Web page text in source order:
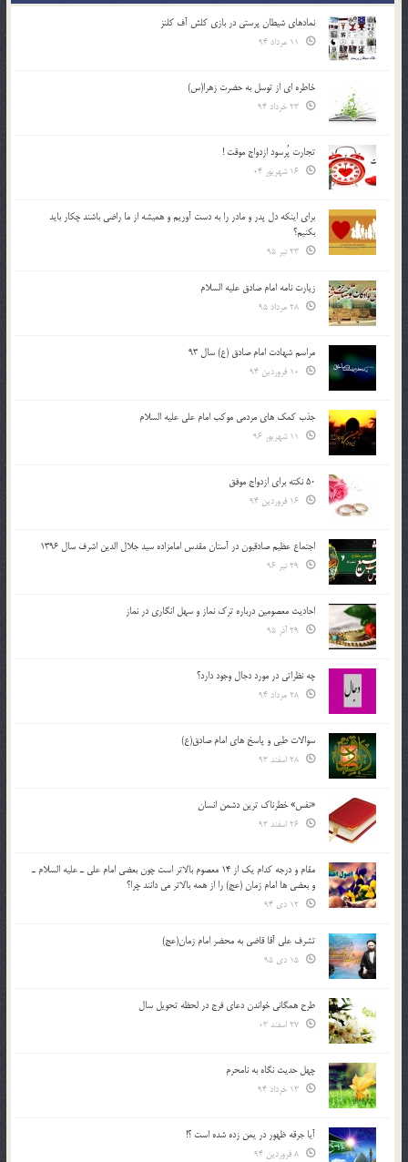
نمادهای شیطان پرستی در بازی کلش آف کلنز
خاطره ای از توسل به حضرت زهرا(س)
تجارت پُرسود ازدواج موقت !
براي اينكه دل پدر و مادر را به دست آوريم و هميشه از ما راضي باشند چكار بايد
بكنيم؟
زیارت نامه امام صادق علیه السلام
مراسم شهادت امام صادق (ع) سال 93
جذب کمک های مردمی موکب امام علی علیه السلام
50 نکته برای ازدواج موفق
اجتماع عظیم صادقیون در آستان مقدس امامزاده سید جلال الدین اشرف سال 1396
احادیث معصومین درباره ترک نماز و سهل انگاری در نماز
چه نظراتی در مورد دجال وجود دارد؟
سوالات طبی و پاسخ های امام صادق(ع)
«نفس» خطرناک ترین دشمن انسان
مقام و درجه كدام يك از 14 معصوم بالاتر است چون بعضي امام علي ـ عليه السلام ـ
و بعضي ها امام زمان (عج) را از همه بالاتر مي دانند چرا؟
تشرف علي آقا قاضي به محضر امام زمان(عج)
طرح همگانی خواندن دعای فرج در لحظه تحویل سال
چهل حدیث نگاه به نامحرم
آیا جرقه ظهور در یمن زده شده است ؟!